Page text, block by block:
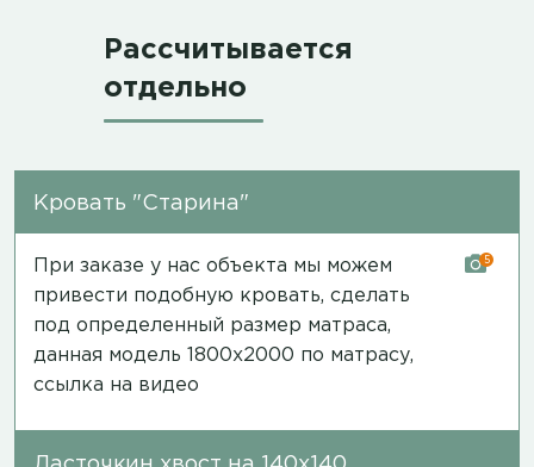
Рассчитывается
отдельно
Кровать "Старина"
При заказе у нас объекта мы можем
привести подобную кровать, сделать
под определенный размер матраса,
данная модель 1800х2000 по матрасу,
ссылка на видео
5